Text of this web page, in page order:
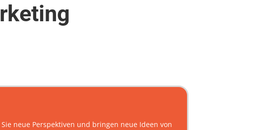
neue Perspektiven und bringen neue Ideen von